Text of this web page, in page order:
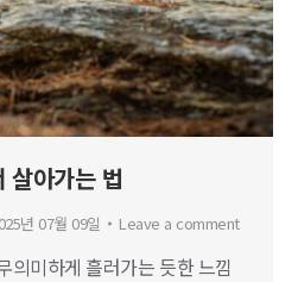
살아가는 법
년 07월 09일 Leave a comment
의미하게 흘러가는 듯한 느낌